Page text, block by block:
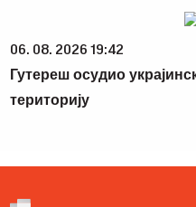
06. 08. 2026 19:42
Гутереш осудио
територију